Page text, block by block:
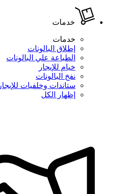
خدمات
خدمات
إطلاق البالونات
الطباعة علي البالونات
خيام للإيجار
نفخ البالونات
ستاندات وخلفيات للإيجار
إظهار الكل